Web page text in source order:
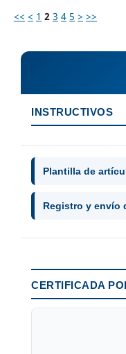
<< < 1 2 3 4 5 > >>
INSTRUCTIVOS
Plantilla de
Registro y envío
CERTIFICADA